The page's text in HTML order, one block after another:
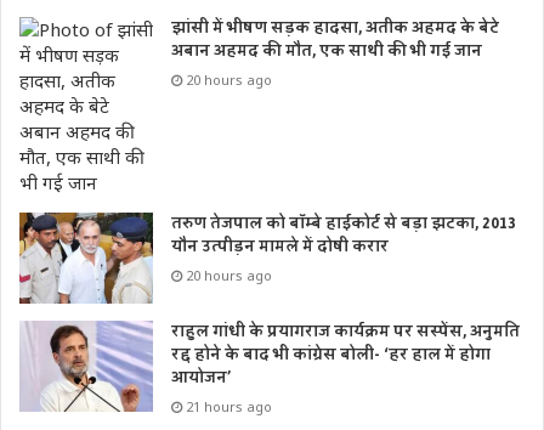
झांसी में भीषण सड़क हादसा, अतीक अहमद के बेटे
अबान अहमद की मौत, एक साथी की भी गई जान
20 hours ago
तरुण तेजपाल को बॉम्बे हाईकोर्ट से बड़ा झटका, 2013
यौन उत्पीड़न मामले में दोषी करार
20 hours ago
राहुल गांधी के प्रयागराज कार्यक्रम पर सस्पेंस, अनुमति
रद्द होने के बाद भी कांग्रेस बोली- ‘हर हाल में होगा
आयोजन’
21 hours ago